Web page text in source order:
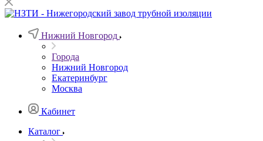
Нижний Новгород
Города
Нижний Новгород
Екатеринбург
Москва
Кабинет
Каталог